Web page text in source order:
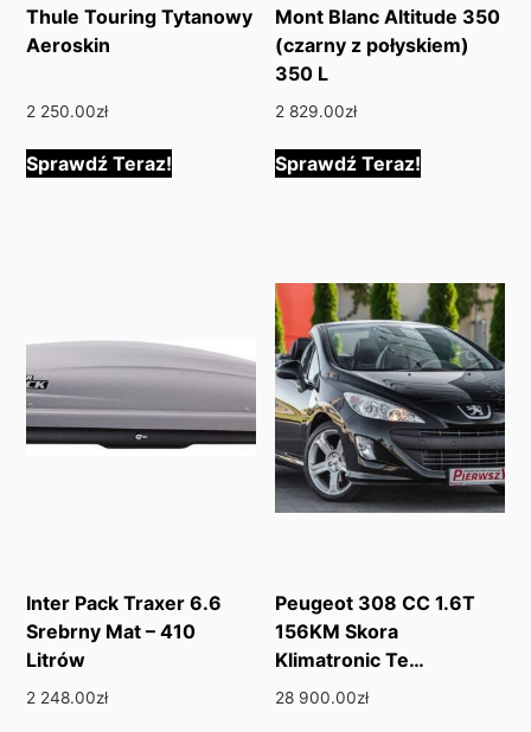
Thule Touring Tytanowy
Aeroskin
2 250.00zł
Sprawdź Teraz!
Mont Blanc Altitude 350
(czarny z połyskiem)
350 L
2 829.00zł
Sprawdź Teraz!
Inter Pack Traxer 6.6
Srebrny Mat – 410
Litrów
2 248.00zł
Peugeot 308 CC 1.6T
156KM Skora
Klimatronic Te…
28 900.00zł